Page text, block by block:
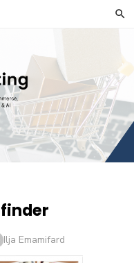
Author
Ilja Emamifard